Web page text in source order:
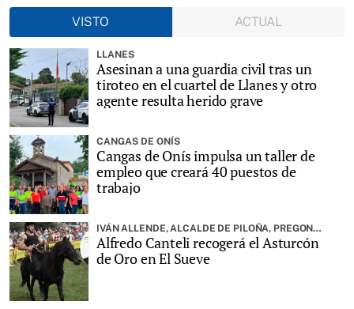
VISTO
ACTUAL
LLANES
Asesinan a una guardia civil tras un
tiroteo en el cuartel de Llanes y otro
agente resulta herido grave
CANGAS DE ONÍS
Cangas de Onís impulsa un taller de
empleo que creará 40 puestos de
trabajo
IVÁN ALLENDE, ALCALDE DE PILOÑA, PREGONARÁ LA FIESTA
Alfredo Canteli recogerá el Asturcón
de Oro en El Sueve